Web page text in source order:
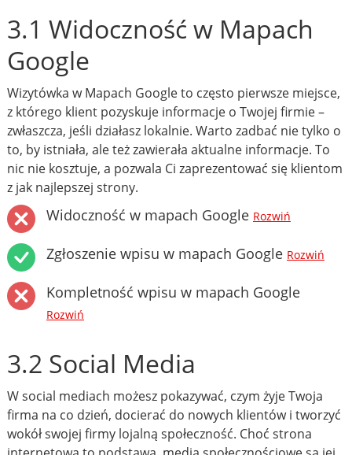
3.1 Widoczność w Mapach
Google
Wizytówka w Mapach Google to często pierwsze miejsce,
z którego klient pozyskuje informacje o Twojej firmie –
zwłaszcza, jeśli działasz lokalnie. Warto zadbać nie tylko o
to, by istniała, ale też zawierała aktualne informacje. To
nic nie kosztuje, a pozwala Ci zaprezentować się klientom
z jak najlepszej strony.
Widoczność w mapach Google Rozwiń
Zgłoszenie wpisu w mapach Google Rozwiń
Kompletność wpisu w mapach Google
Rozwiń
3.2 Social Media
W social mediach możesz pokazywać, czym żyje Twoja
firma na co dzień, docierać do nowych klientów i tworzyć
wokół swojej firmy lojalną społeczność. Choć strona